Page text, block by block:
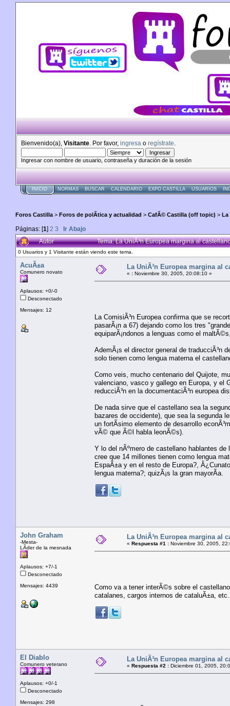
Bienvenido(a), Visitante . Por favor, ingresa o regístrate
Ingresar con nombre de usuario, contraseña y duración de la sesión
INICIO NORMAS BUSCAR CALENDARIO EXPO CASTILLA USUARIOS
Foros Castilla > Foros de polÃ­tica y actualidad > CafÃ© Castilla (off topic) >
Páginas: [1] 2 3
Ir Abajo
Autor
Tema: La UniÃ³n Europea margina al
0 Usuarios y 1 Visitante están viendo este tema.
AcuÃ±a
Comunero novato
Aplausos: +0/-0
Desconectado
Mensajes: 12
La UniÃ³n Europea margina al
« : Noviembre 30, 2005, 20:08:10 »
La ComisiÃ³n Europea confirma que se
pasarÃ¡n a 67) dejando como los tres
equiparÃ¡ndonos a lenguas como el
AdemÃ¡s el director general de traducciÃ³n
solo tienen como lengua materna el
Como veis, mucho centenario del Quijote,
valenciano, vasco y gallego en Europa, y el
reducciÃ³n en la documentaciÃ³n europea
De nada sirve que el castellano sea la
bazares de occidente), que sea la segunda
un fortÃ­simo elemento de desarrollo
vÃ© que Ã©l habla leonÃ©s).
Y lo del nÃºmero de castellano hablantes
cree que 14 millones tienen como lengua
EspaÃ±a y en el resto de Europa?,
lengua materna?; quizÃ¡s la gran mayorÃ­a.
John Graham
-Mesta-
LÃ­der de la mesnada
Aplausos: +7/-1
Desconectado
Mensajes: 4439
La UniÃ³n Europea margina al
« Respuesta #1 : Noviembre 30, 2005,
Como va a tener interÃ©s sobre el
catalanes, cargos internos de cataluÃ±a, etc.
El Diablo
Comunero veterano
Aplausos: +0/-1
Desconectado
Mensajes: 298
La UniÃ³n Europea margina al
« Respuesta #2 : Diciembre 01, 2005,